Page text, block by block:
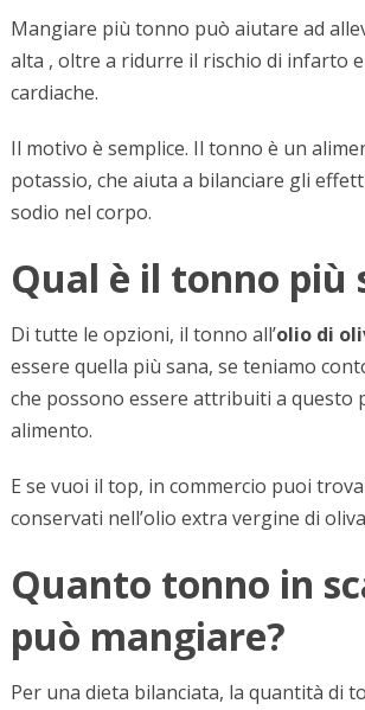
Mangiare più tonno può aiutare ad
alta , oltre a ridurre il rischio di infarto
cardiache.
Il motivo è semplice. Il tonno è un
potassio, che aiuta a bilanciare gli
sodio nel corpo.
Qual è il tonno più
Di tutte le opzioni, il tonno all’olio di
essere quella più sana, se teniamo
che possono essere attribuiti a questo
alimento.
E se vuoi il top, in commercio puoi
conservati nell’olio extra vergine di
Quanto tonno in
può mangiare?
Per una dieta bilanciata, la quantità di